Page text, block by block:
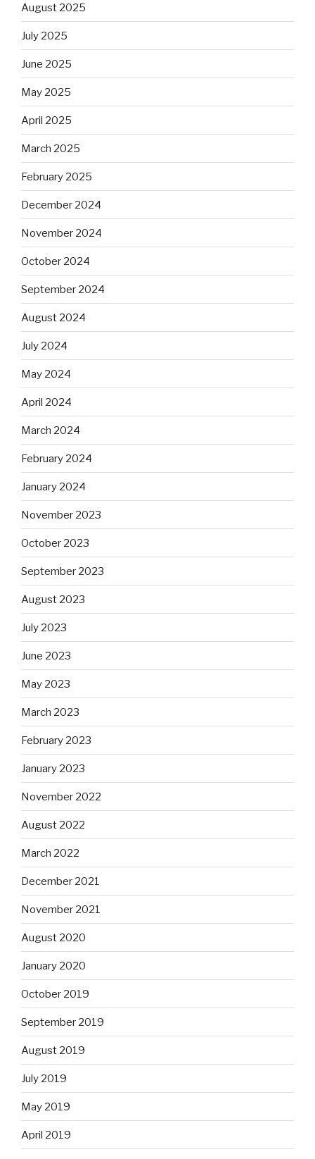
August 2025
July 2025
June 2025
May 2025
April 2025
March 2025
February 2025
December 2024
November 2024
October 2024
September 2024
August 2024
July 2024
May 2024
April 2024
March 2024
February 2024
January 2024
November 2023
October 2023
September 2023
August 2023
July 2023
June 2023
May 2023
March 2023
February 2023
January 2023
November 2022
August 2022
March 2022
December 2021
November 2021
August 2020
January 2020
October 2019
September 2019
August 2019
July 2019
May 2019
April 2019